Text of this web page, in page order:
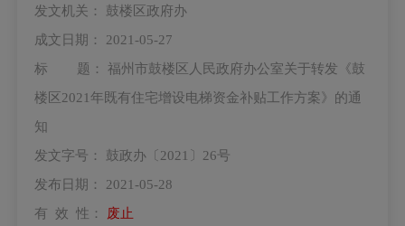
发文机关： 鼓楼区政府办
成文日期： 2021-05-27
标 题： 福州市鼓楼区人民政府办公室关于转发《鼓
楼区2021年既有住宅增设电梯资金补贴工作方案》的通
知
发文字号： 鼓政办〔2021〕26号
发布日期： 2021-05-28
有 效 性：
废止